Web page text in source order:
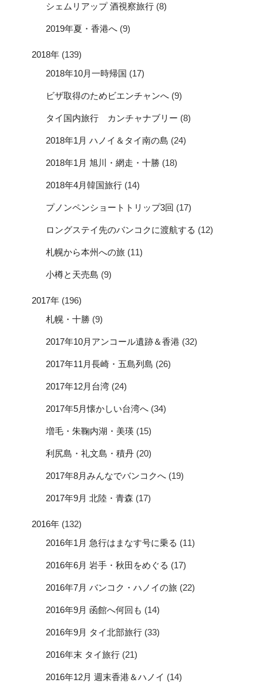
シェムリアップ 酒視察旅行 (8)
2019年夏・香港へ (9)
2018年 (139)
2018年10月一時帰国 (17)
ビザ取得のためビエンチャンへ (9)
タイ国内旅行 カンチャナブリー (8)
2018年1月 ハノイ＆タイ南の島 (24)
2018年1月 旭川・網走・十勝 (18)
2018年4月韓国旅行 (14)
プノンペンショートトリップ3回 (17)
ロングステイ先のバンコクに渡航する (12)
札幌から本州への旅 (11)
小樽と天売島 (9)
2017年 (196)
札幌・十勝 (9)
2017年10月アンコール遺跡＆香港 (32)
2017年11月長崎・五島列島 (26)
2017年12月台湾 (24)
2017年5月懐かしい台湾へ (34)
増毛・朱鞠内湖・美瑛 (15)
利尻島・礼文島・積丹 (20)
2017年8月みんなでバンコクへ (19)
2017年9月 北陸・青森 (17)
2016年 (132)
2016年1月 急行はまなす号に乗る (11)
2016年6月 岩手・秋田をめぐる (17)
2016年7月 バンコク・ハノイの旅 (22)
2016年9月 函館へ何回も (14)
2016年9月 タイ北部旅行 (33)
2016年末 タイ旅行 (21)
2016年12月 週末香港＆ハノイ (14)